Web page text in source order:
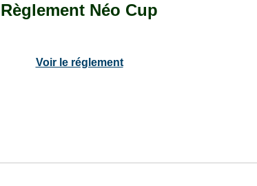
Règlement Néo Cup
Voir le réglement